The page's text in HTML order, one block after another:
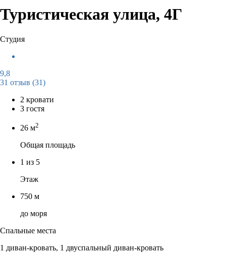
Туристическая улица, 4Г
Студия
9,8
31 отзыв (31)
2 кровати
3 гостя
26 м2
Общая площадь
1 из 5
Этаж
750 м
до моря
Спальные места
1 диван-кровать, 1 двуспальный диван-кровать